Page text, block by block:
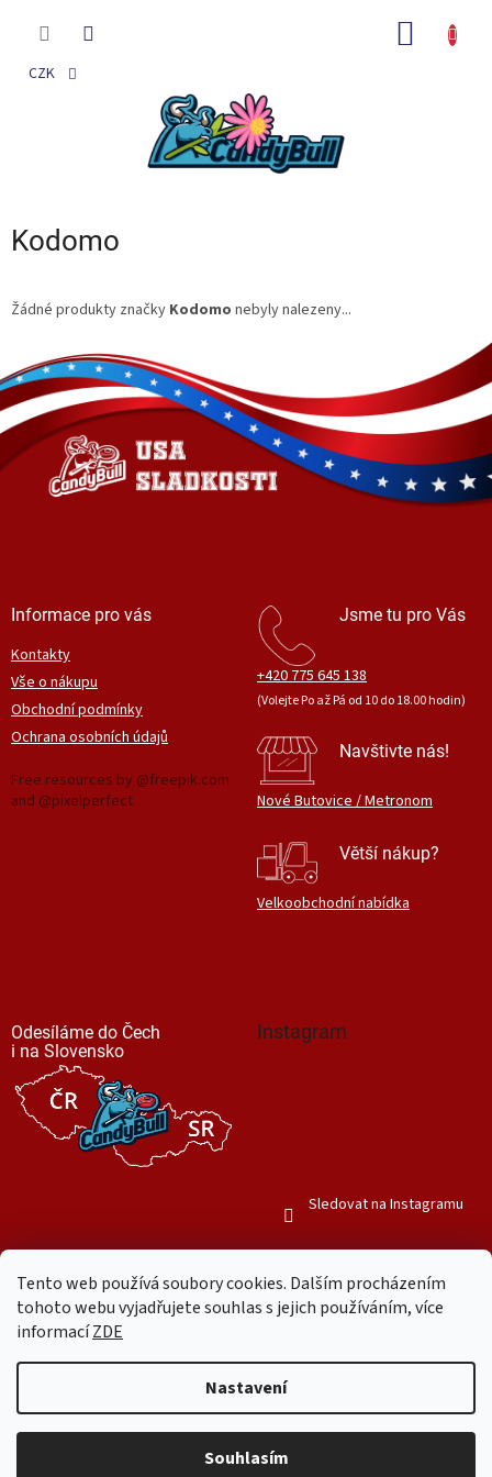
Tento web používá soubory cookies. Dalším procházením
tohoto webu vyjadřujete souhlas s jejich používáním, více
informacíZDE
Nastavení
Souhlasím
CZK
Kodomo
Žádné produkty značky Kodomo nebyly nalezeny...
á
p
a
í
Informace pro vás
Kontakty
Vše o nákupu
Obchodní podmínky
Ochrana osobních údajů
Free resources by @freepik.com
and @pixelperfect
Jsme tu pro Vás
+420 775 645 138
(Volejte Po až Pá od 10 do 18.00 hodin)
Navštivte nás!
Nové Butovice / Metronom
Větší nákup?
Velkoobchodní nabídka
Odesíláme do Čech
i na Slovensko
Instagram
Sledovat na Instagramu
Copyright 2026Mr. Candy Bull. Všechna práva vyhrazena.Upravit
nastavení cookies